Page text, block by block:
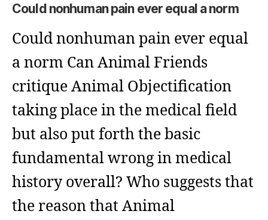
Could nonhuman pain ever equal a norm
Could nonhuman pain ever equal
a norm Can Animal Friends
critique Animal Objectification
taking place in the medical field
but also put forth the basic
fundamental wrong in medical
history overall? Who suggests that
the reason that Animal